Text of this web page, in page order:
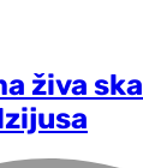
živa